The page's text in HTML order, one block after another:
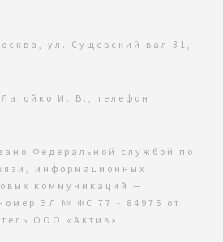
ул. Сущевский вал 31,
И. В., телефон
Федеральной службой по
информационных
коммуникаций —
ЭЛ № ФС 77 - 84975 от
ООО «Актив»